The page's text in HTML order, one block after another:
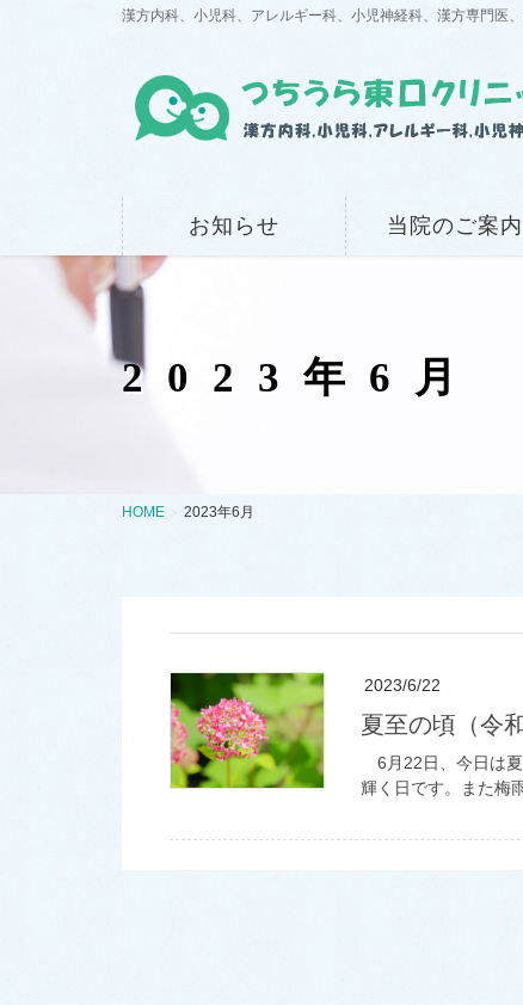
漢方内科、小児科、アレルギー科、小児神経科、漢方専門医
お知らせ 当院のご案内
2023年6月
HOME 2023年6月
2023/6/22
夏至の頃（令
6月22日、今日は夏
輝く日です。また梅